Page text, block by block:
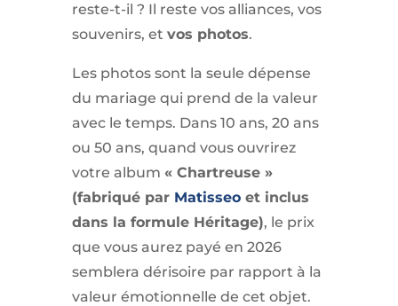
reste-t-il ? Il reste vos alliances, vos
souvenirs, et vos photos.
Les photos sont la seule dépense
du mariage qui prend de la valeur
avec le temps. Dans 10 ans, 20 ans
ou 50 ans, quand vous ouvrirez
votre album « Chartreuse »
(fabriqué par Matisseoet inclus
dans la formule Héritage), le prix
que vous aurez payé en 2026
semblera dérisoire par rapport à la
valeur émotionnelle de cet objet.